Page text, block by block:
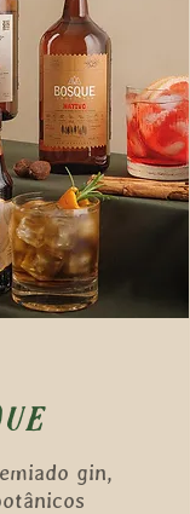
gin,